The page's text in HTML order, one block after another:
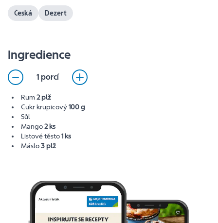
Česká Dezert
Ingredience
1 porcí
Rum 2 plž
Cukr krupicový100 g
Sůl
Mango2 ks
Listové těsto1 ks
Máslo3 plž